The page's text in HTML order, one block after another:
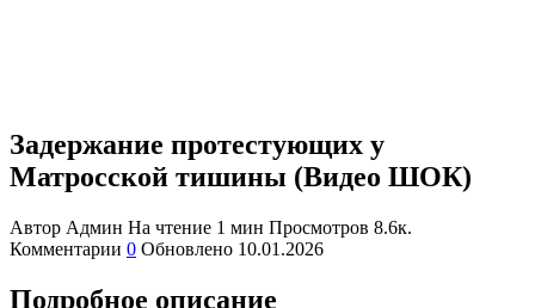
Задержание протестующих у
Матросской тишины (Видео ШОК)
Автор Админ На чтение 1 мин Просмотров 8.6к.
Комментарии 0 Обновлено 10.01.2026
Подробное описание